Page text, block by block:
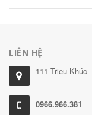
LIÊN HỆ
111 Triều Khúc
0966.966.381